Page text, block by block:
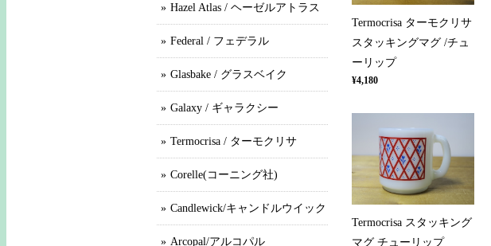
Termocrisa ターモクリサ
スタッキングマグ /チュ
ーリップ
¥4,180
Termocrisa スタッキング
マグ チューリップ
Hazel Atlas / ヘーゼルアトラス
Federal / フェデラル
Glasbake / グラスベイク
Galaxy / ギャラクシー
Termocrisa / ターモクリサ
Corelle(コーニング社)
Candlewick/キャンドルウイック
Arcopal/アルコパル